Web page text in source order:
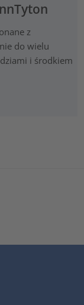
z
do wielu
i środkiem